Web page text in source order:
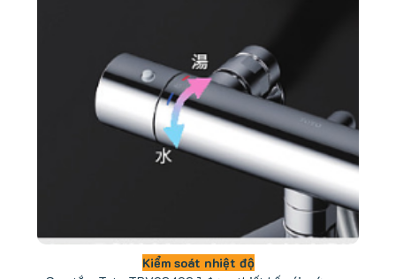
Kiểm soát nhiệt độ